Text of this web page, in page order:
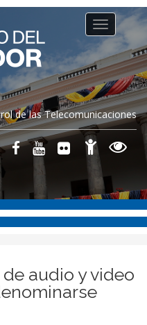
de las Telecomunicaciones
Toggle
navigation
audio y video